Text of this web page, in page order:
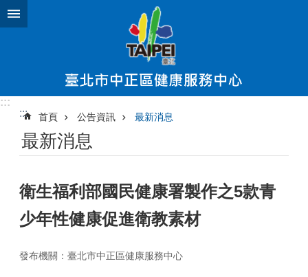
跳到主要內容區塊
:::
:::
首頁 公告資訊 最新消息
最新消息
衛生福利部國民健康署製作之5款青
少年性健康促進衛教素材
發布機關：臺北市中正區健康服務中心